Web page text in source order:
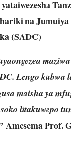
na
(SADC)
Lengo kubwa
maisha ya
litakuwepo
Amesema Prof.